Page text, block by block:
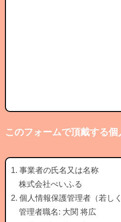
このフォームで頂戴する